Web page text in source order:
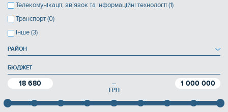
Телекомунікації, зв’язок та інформаційні технології (1)
Транспорт (0)
Інше (3)
РАЙОН
БЮДЖЕТ
18 680 — 1 000 000
ГРН